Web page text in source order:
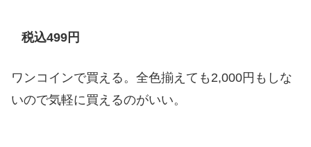
税込499円
ワンコインで買える。全色揃えても2,000円もしな
いので気軽に買えるのがいい。